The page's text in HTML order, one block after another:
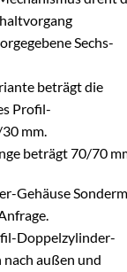
Sechs-
beträgt die
Profil-
mm.
beträgt 70/70
Gehäuse
Doppelzylinder-
nach außen und